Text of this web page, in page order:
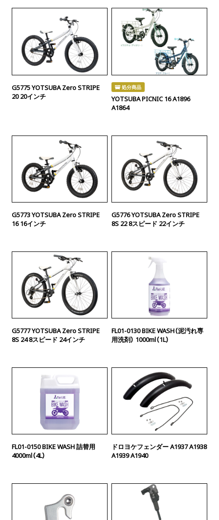
G5775 YOTSUBA Zero STRIPE
20 20インチ
処分商品
YOTSUBA PICNIC 16 A1896
A1864
G5773 YOTSUBA Zero STRIPE
16 16インチ
G5776 YOTSUBA Zero STRIPE
8S 22 8スピード 22インチ
G5777 YOTSUBA Zero STRIPE
8S 24 8スピード 24インチ
FL01-0130 BIKE WASH（泥汚れ専
用洗剤） 1000ml（1L）
FL01-0150 BIKE WASH 詰替用
4000ml（4L）
ドロヨケフェンダー A1937 A1938
A1939 A1940